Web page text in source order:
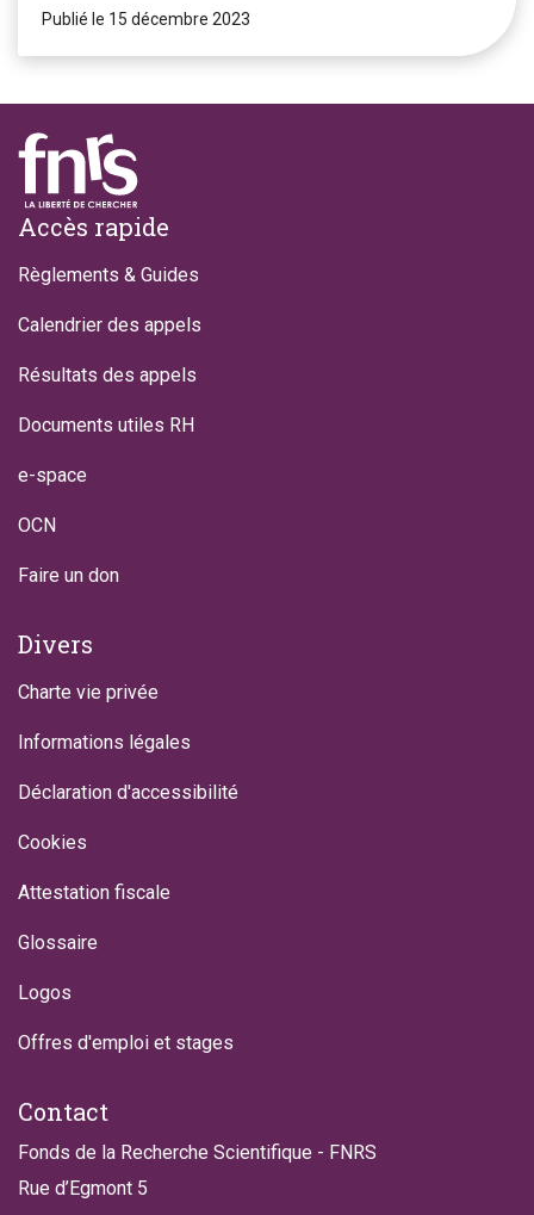
Publié le 15 décembre 2023
Footer
Accès rapide
Règlements & Guides
Calendrier des appels
Résultats des appels
Documents utiles RH
e-space
OCN
Faire un don
Divers
Charte vie privée
Informations légales
Déclaration d'accessibilité
Cookies
Attestation fiscale
Glossaire
Logos
Offres d'emploi et stages
Contact
Fonds de la Recherche Scientifique - FNRS
Rue d’Egmont 5